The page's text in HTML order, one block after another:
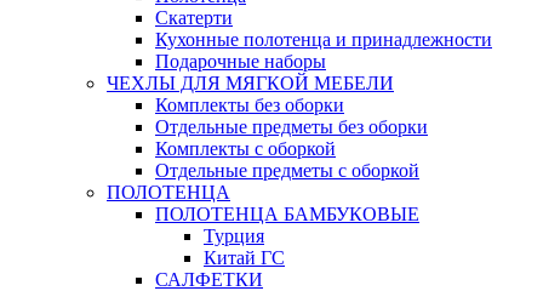
Скатерти
Кухонные полотенца и принадлежности
Подарочные наборы
ЧЕХЛЫ ДЛЯ МЯГКОЙ МЕБЕЛИ
Комплекты без оборки
Отдельные предметы без оборки
Комплекты с оборкой
Отдельные предметы с оборкой
ПОЛОТЕНЦА
ПОЛОТЕНЦА БАМБУКОВЫЕ
Турция
Китай ГС
САЛФЕТКИ